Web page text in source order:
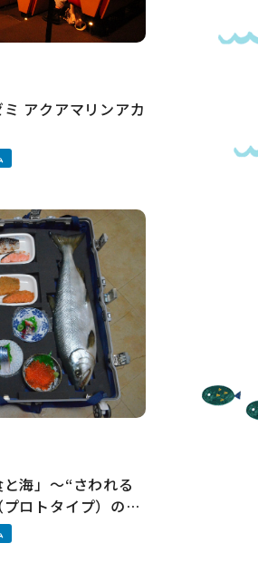
アクアマリンアカ
海」～“さわれる
ロトタイプ）の開